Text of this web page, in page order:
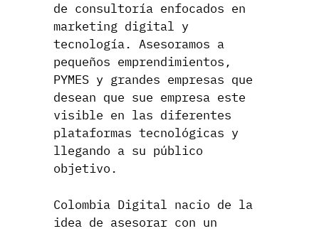
de consultoría enfocados en
marketing digital y
tecnología. Asesoramos a
pequeños emprendimientos,
PYMES y grandes empresas que
desean que sue empresa este
visible en las diferentes
plataformas tecnológicas y
llegando a su público
objetivo.
Colombia Digital nacio de la
idea de asesorar con un